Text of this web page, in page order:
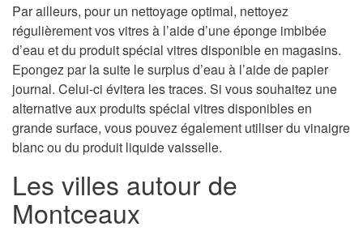
Par ailleurs, pour un nettoyage optimal, nettoyez
régulièrement vos vitres à l’aide d’une éponge imbibée
d’eau et du produit spécial vitres disponible en magasins.
Epongez par la suite le surplus d’eau à l’aide de papier
journal. Celui-ci évitera les traces. Si vous souhaitez une
alternative aux produits spécial vitres disponibles en
grande surface, vous pouvez également utiliser du vinaigre
blanc ou du produit liquide vaisselle.
Les villes autour de
Montceaux